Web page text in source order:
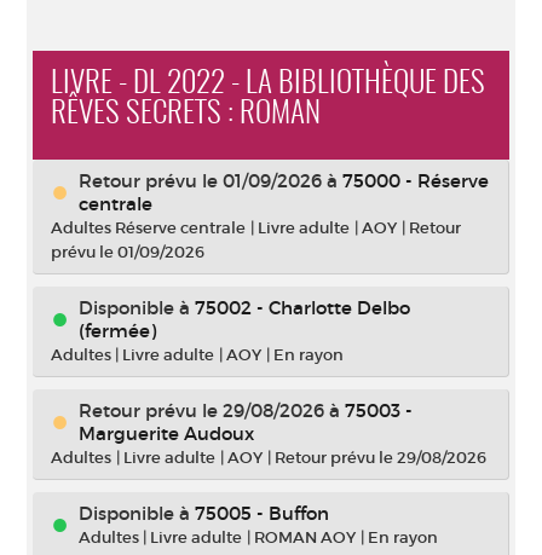
LIVRE - DL 2022 - LA BIBLIOTHÈQUE DES
RÊVES SECRETS : ROMAN
Retour prévu le 01/09/2026 à 75000 - Réserve
centrale
Adultes Réserve centrale | Livre adulte |AOY | Retour
prévu le 01/09/2026
Disponible à 75002 - Charlotte Delbo
(fermée)
Adultes | Livre adulte |AOY | En rayon
Retour prévu le 29/08/2026 à 75003 -
Marguerite Audoux
Adultes | Livre adulte |AOY | Retour prévu le 29/08/2026
Disponible à 75005 - Buffon
Adultes | Livre adulte | ROMAN AOY | En rayon